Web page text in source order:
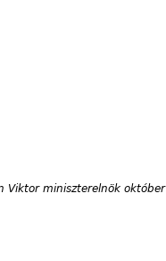
Viktor miniszterelnök október